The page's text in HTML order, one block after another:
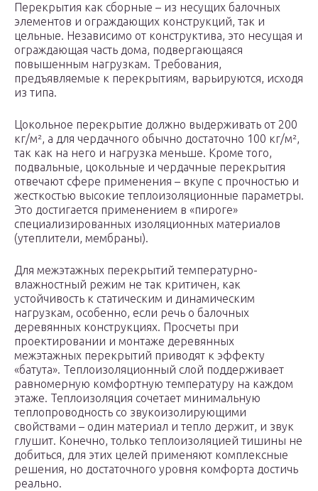
Перекрытия как сборные – из несущих балочных
элементов и ограждающих конструкций, так и
цельные. Независимо от конструктива, это несущая и
ограждающая часть дома, подвергающаяся
повышенным нагрузкам. Требования,
предъявляемые к перекрытиям, варьируются, исходя
из типа.
Цокольное перекрытие должно выдерживать от 200
кг/м², а для чердачного обычно достаточно 100 кг/м²,
так как на него и нагрузка меньше. Кроме того,
подвальные, цокольные и чердачные перекрытия
отвечают сфере применения – вкупе с прочностью и
жесткостью высокие теплоизоляционные параметры.
Это достигается применением в «пироге»
специализированных изоляционных материалов
(утеплители, мембраны).
Для межэтажных перекрытий температурно-
влажностный режим не так критичен, как
устойчивость к статическим и динамическим
нагрузкам, особенно, если речь о балочных
деревянных конструкциях. Просчеты при
проектировании и монтаже деревянных
межэтажных перекрытий приводят к эффекту
«батута». Теплоизоляционный слой поддерживает
равномерную комфортную температуру на каждом
этаже. Теплоизоляция сочетает минимальную
теплопроводность со звукоизолирующими
свойствами – один материал и тепло держит, и звук
глушит. Конечно, только теплоизоляцией тишины не
добиться, для этих целей применяют комплексные
решения, но достаточного уровня комфорта достичь
реально.